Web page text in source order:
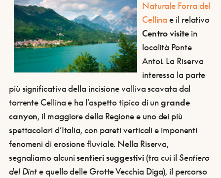
Naturale Forra del
Cellina e il relativo
Centro visitein
località Ponte
Antoi. La Riserva
interessa la parte
più significativa della incisione valliva scavata dal
torrente Cellina e ha l’aspetto tipico di ungrande
canyon, il maggiore della Regione e uno dei più
spettacolari d’Italia, con pareti verticali e imponenti
fenomeni di erosione fluviale. Nella Riserva,
segnaliamo alcunisentieri suggestivi(tra cui il Sentiero
del Dinte quello delle Grotte Vecchia Diga), il percorso